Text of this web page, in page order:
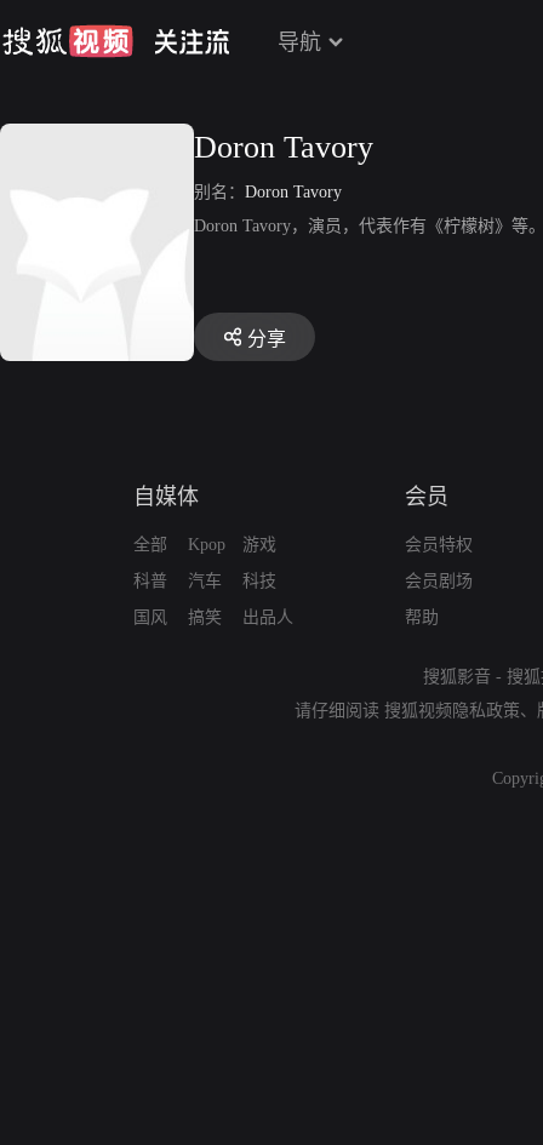
导航
Doron Tavory
别名： Doron Tavory
Doron Tavory，演员，代表作有《柠檬树》等
分享
自媒体
全部
科普
国风
Kpop
汽车
搞笑
游戏
科技
出品人
会员
会员特权
会员剧场
帮助
搜狐影音 - 搜
请仔细阅读 搜狐视频隐私政策、